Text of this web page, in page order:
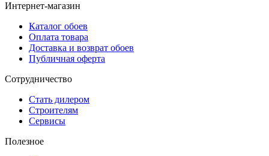
Интернет-магазин
Каталог обоев
Оплата товара
Доставка и возврат обоев
Публичная оферта
Сотрудничество
Стать дилером
Строителям
Сервисы
Полезное